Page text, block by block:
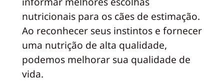
nutricionais para os cães de estimação.
Ao reconhecer seus instintos e fornecer
uma nutrição de alta qualidade,
podemos melhorar sua qualidade de
vida.